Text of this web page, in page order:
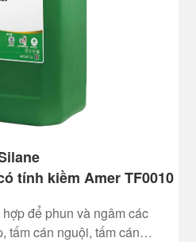
tính kiềm Amer TF0010
để phun và ngâm các
tấm cán nguội, tấm cán